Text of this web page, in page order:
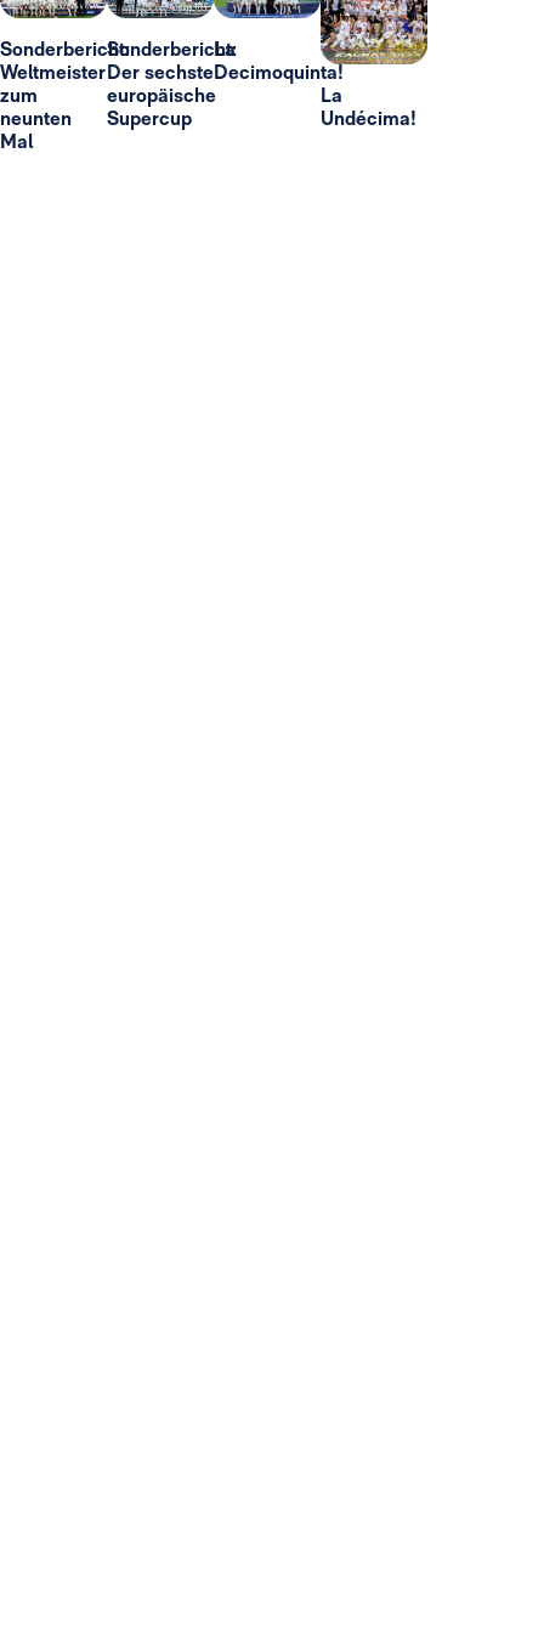
Sonderbericht:
Weltmeister
zum
neunten
Mal
Sonderbericht:
Der sechste
europäische
Supercup
La
Decimoquinta!
La
Undécima!